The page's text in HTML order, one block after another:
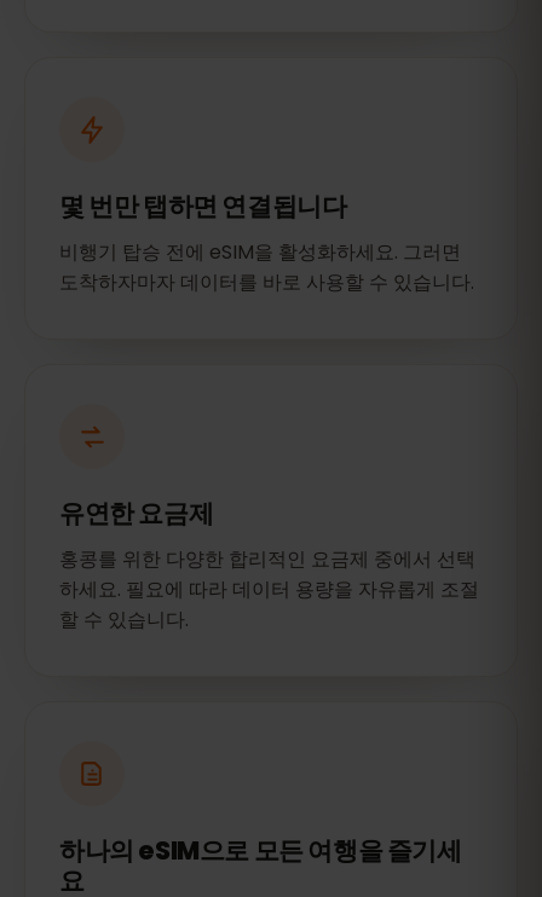
몇 번만 탭하면 연결됩니다
비행기 탑승 전에 eSIM을 활성화하세요. 그러면
도착하자마자 데이터를 바로 사용할 수 있습니다.
유연한 요금제
홍콩를 위한 다양한 합리적인 요금제 중에서 선택
하세요. 필요에 따라 데이터 용량을 자유롭게 조절
할 수 있습니다.
하나의 eSIM으로 모든 여행을 즐기세
요